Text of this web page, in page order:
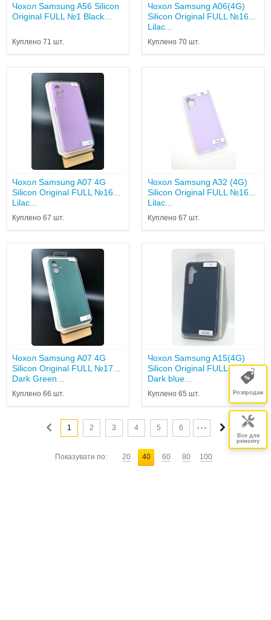
Чохол Samsung A56 Silicon
Original FULL №1 Black...
Куплено 71 шт.
Чохол Samsung A06(4G)
Silicon Original FULL №16
Lilac...
Куплено 70 шт.
Чохол Samsung A07 4G
Silicon Original FULL №16
Lilac...
Куплено 67 шт.
Чохол Samsung A32 (4G)
Silicon Original FULL №16
Lilac...
Куплено 67 шт.
Чохол Samsung A07 4G
Silicon Original FULL №17
Dark Green...
Куплено 66 шт.
Чохол Samsung A15(4G)
Silicon Original FULL №14
Dark blue...
Куплено 65 шт.
1 2 3 4 5 6
Показувати по: 20 40 60 80 100
Розпродаж
Все для
ремонту